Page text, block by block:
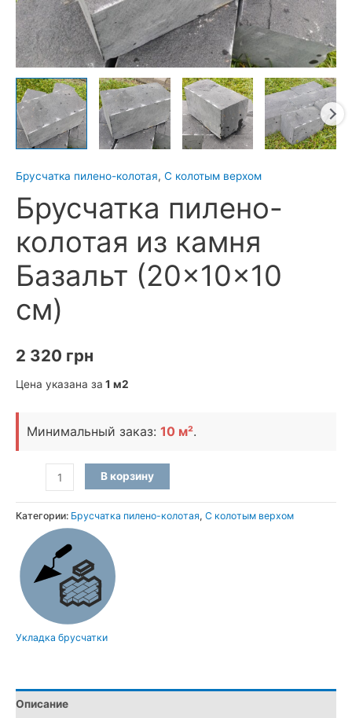
Брусчатка пилено-колотая, С колотым верхом
Брусчатка пилено-
колотая из камня
Базальт (20×10×10
см)
2 320 грн
Цена указана за 1 м2
Минимальный заказ: 10 м².
Количество
товара
Брусчатка
пилено-
колотая
из
камня
Базальт
В корзину
Категории: Брусчатка пилено-колотая, С колотым верхом
Укладка брусчатки
Описание